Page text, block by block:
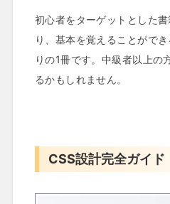
初心者をターゲットとした
り、基本を覚えることがで
りの1冊です。中級者以上の
るかもしれません。
CSS設計完全ガイド